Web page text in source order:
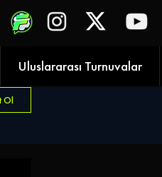
Uluslararası Turnuvalar
Ol